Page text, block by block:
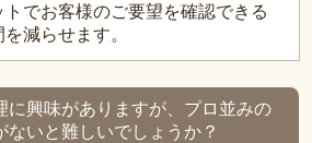
トでお客様のご要望を確認できる
減らせます。
に興味がありますが、プロ並みの
ないと難しいでしょうか？